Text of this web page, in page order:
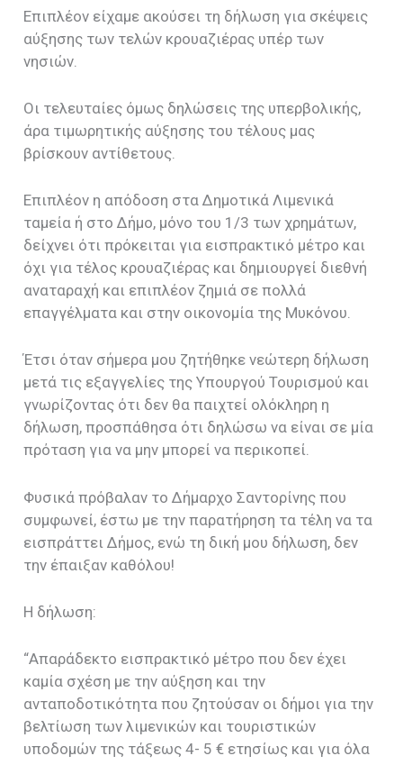
Επιπλέον είχαμε ακούσει τη δήλωση για σκέψεις
αύξησης των τελών κρουαζιέρας υπέρ των
νησιών.
Οι τελευταίες όμως δηλώσεις της υπερβολικής,
άρα τιμωρητικής αύξησης του τέλους μας
βρίσκουν αντίθετους.
Επιπλέον η απόδοση στα Δημοτικά Λιμενικά
ταμεία ή στο Δήμο, μόνο του 1/3 των χρημάτων,
δείχνει ότι πρόκειται για εισπρακτικό μέτρο και
όχι για τέλος κρουαζιέρας και δημιουργεί διεθνή
αναταραχή και επιπλέον ζημιά σε πολλά
επαγγέλματα και στην οικονομία της Μυκόνου.
Έτσι όταν σήμερα μου ζητήθηκε νεώτερη δήλωση
μετά τις εξαγγελίες της Υπουργού Τουρισμού και
γνωρίζοντας ότι δεν θα παιχτεί ολόκληρη η
δήλωση, προσπάθησα ότι δηλώσω να είναι σε μία
πρόταση για να μην μπορεί να περικοπεί.
Φυσικά πρόβαλαν το Δήμαρχο Σαντορίνης που
συμφωνεί, έστω με την παρατήρηση τα τέλη να τα
εισπράττει Δήμος, ενώ τη δική μου δήλωση, δεν
την έπαιξαν καθόλου!
Η δήλωση:
“Απαράδεκτο εισπρακτικό μέτρο που δεν έχει
καμία σχέση με την αύξηση και την
ανταποδοτικότητα που ζητούσαν οι δήμοι για την
βελτίωση των λιμενικών και τουριστικών
υποδομών της τάξεως 4- 5 € ετησίως και για όλα